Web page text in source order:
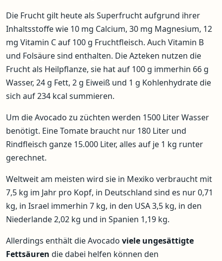
Die Frucht gilt heute als Superfrucht aufgrund ihrer
Inhaltsstoffe wie 10 mg Calcium, 30 mg Magnesium, 12
mg Vitamin C auf 100 g Fruchtfleisch. Auch Vitamin B
und Folsäure sind enthalten. Die Azteken nutzen die
Frucht als Heilpflanze, sie hat auf 100 g immerhin 66 g
Wasser, 24 g Fett, 2 g Eiweiß und 1 g Kohlenhydrate die
sich auf 234 kcal summieren.
Um die Avocado zu züchten werden 1500 Liter Wasser
benötigt. Eine Tomate braucht nur 180 Liter und
Rindfleisch ganze 15.000 Liter, alles auf je 1 kg runter
gerechnet.
Weltweit am meisten wird sie in Mexiko verbraucht mit
7,5 kg im Jahr pro Kopf, in Deutschland sind es nur 0,71
kg, in Israel immerhin 7 kg, in den USA 3,5 kg, in den
Niederlande 2,02 kg und in Spanien 1,19 kg.
Allerdings enthält die Avocado viele ungesättigte
Fettsäuren die dabei helfen können den